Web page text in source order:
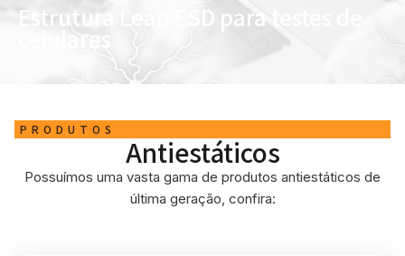
Estrutura Lean ESD para testes de
celulares
PRODUTOS
Antiestáticos
Possuímos uma vasta gama de produtos antiestáticos de
última geração, confira: